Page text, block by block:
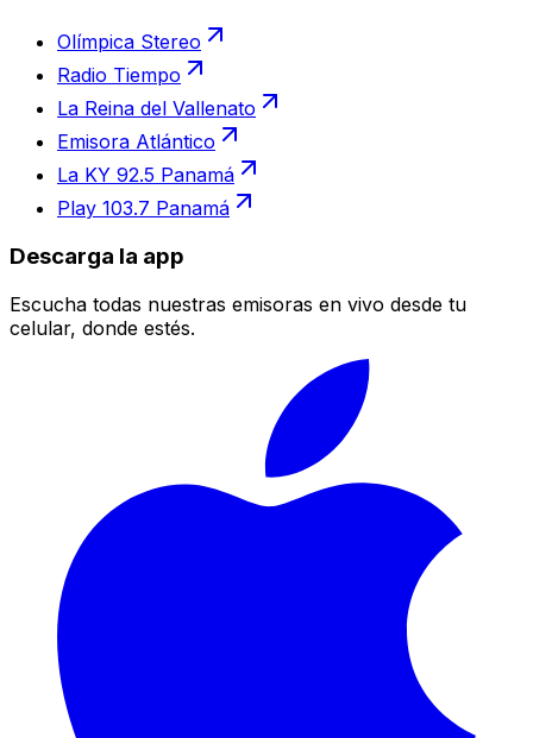
Olímpica Stereo
Radio Tiempo
La Reina del Vallenato
Emisora Atlántico
La KY 92.5 Panamá
Play 103.7 Panamá
Descarga la app
Escucha todas nuestras emisoras en vivo desde tu
celular, donde estés.